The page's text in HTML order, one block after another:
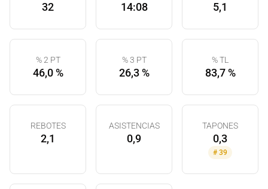
32 14:08 5,1
% 2 PT
46,0 %
% 3 PT
26,3 %
% TL
83,7 %
REBOTES
2,1
ASISTENCIAS
0,9
TAPONES
0,3
# 39